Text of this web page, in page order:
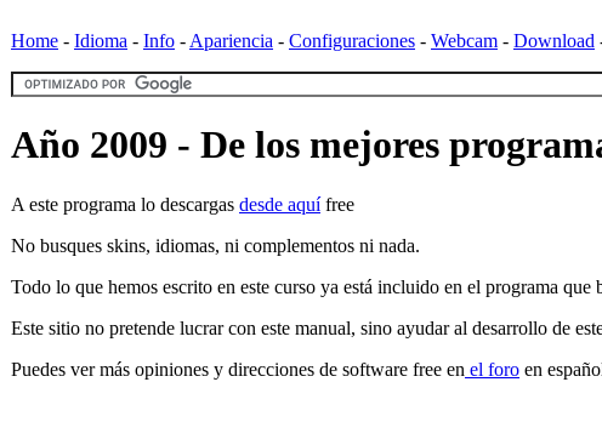
Home - Idioma - Info - Apariencia - Configuraciones - Webcam - Download
Año 2009 - De los mejores
A este programa lo descargas desde aquífree
No busques skins, idiomas, ni complementos ni nada.
Todo lo que hemos escrito en este curso ya está incluido en el programa que
Este sitio no pretende lucrar con este manual, sino ayudar al desarrollo de
Puedes ver más opiniones y direcciones de software free en el foro en